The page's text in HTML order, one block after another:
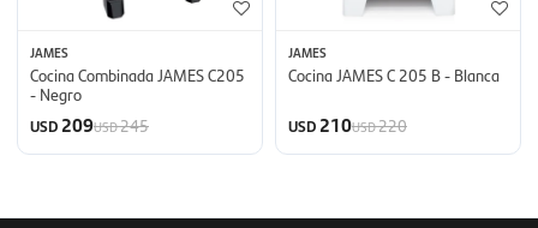
JAMES
Cocina Combinada JAMES C205
- Negro
USD209USD245
JAMES
Cocina JAMES C 205 B - Blanca
USD210USD220